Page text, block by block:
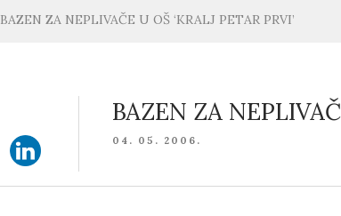
BAZEN ZA NEPLIVAČE U OŠ ‘KRALJ PETAR PRVI’
BAZEN ZA
POSTED
04. 05. 2006.